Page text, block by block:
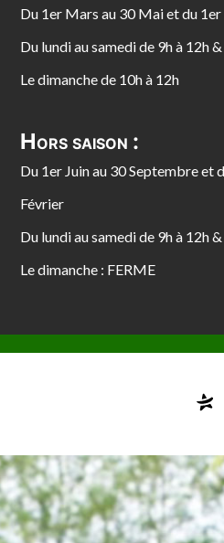
Du 1er Mars au 30 Mai et du
Du lundi au samedi de 9h à 12h
Le dimanche de 10h à 12h
Hors saison :
Du 1er Juin au 30 Septembre et
Février
Du lundi au samedi de 9h à 12h
Le dimanche : FERME